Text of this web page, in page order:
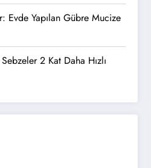
Evde Yapılan Gübre Mucize
2 Kat Daha Hızlı